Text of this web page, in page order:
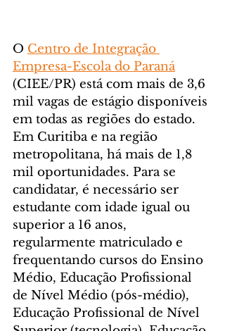
O Centro de Integração
Empresa-Escola do Paraná
(CIEE/PR) está com mais de 3,6
mil vagas de estágio disponíveis
em todas as regiões do estado.
Em Curitiba e na região
metropolitana, há mais de 1,8
mil oportunidades. Para se
candidatar, é necessário ser
estudante com idade igual ou
superior a 16 anos,
regularmente matriculado e
frequentando cursos do Ensino
Médio, Educação Profissional
de Nível Médio (pós-médio),
Educação Profissional de Nível